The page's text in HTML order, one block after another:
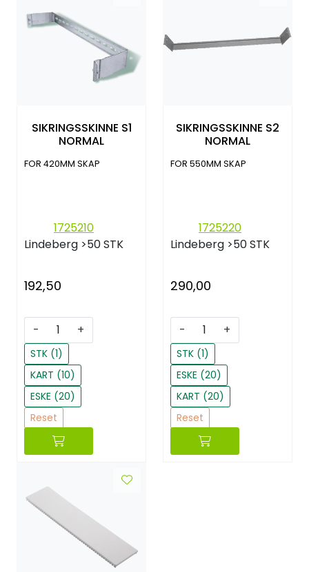
SIKRINGSSKINNE S1
NORMAL
FOR 420MM SKAP
1725210
Lindeberg >50 STK
192,50
- +
STK (1)
KART (10)
ESKE (20)
Reset
SIKRINGSSKINNE S2
NORMAL
FOR 550MM SKAP
1725220
Lindeberg >50 STK
290,00
- +
STK (1)
ESKE (20)
KART (20)
Reset